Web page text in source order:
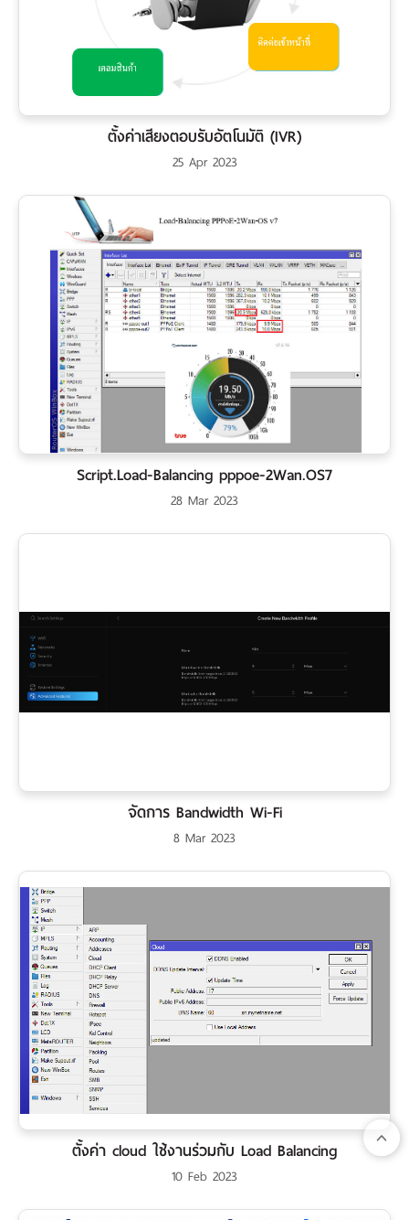
ตั้งค่าเสียงตอบรับอัตโนมัติ (IVR)
25 Apr 2023
Script.Load-Balancing pppoe-2Wan.OS7
28 Mar 2023
จัดการ Bandwidth Wi-Fi
8 Mar 2023
ตั้งค่า cloud ใช้งานร่วมกับ Load Balancing
10 Feb 2023